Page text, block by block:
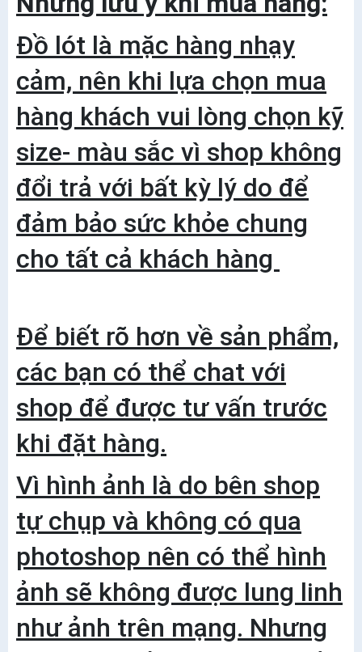
Đồ lót là mặc hàng nhạy
cảm, nên khi lựa chọn mua
hàng khách vui lòng chọn kỹ
size- màu sắc vì shop không
đổi trả với bất kỳ lý do để
đảm bảo sức khỏe chung
cho tất cả khách hàng
Để biết rõ hơn về sản phẩm,
các bạn có thể chat với
shop để được tư vấn trước
khi đặt hàng.
Vì hình ảnh là do bên shop
tự chụp và không có qua
photoshop nên có thể hình
ảnh sẽ không được lung linh
như ảnh trên mạng. Nhưng